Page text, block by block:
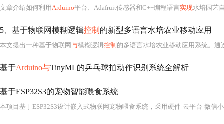
文章介绍如何利用Arduino平台、Adafruit传感器和C++编程语言实现水培园艺自动化。主要关注光照、
5、基于物联网模糊逻辑控制 的新型多语言水培农业移动应用
本文提出一种基于物联网与模糊逻辑控制 的多语言水培农业移动应用系统。通
基于Arduino与TinyML的乒乓球拍动作识别系统全解析
基于ESP32S3的宠物智能喂食系统